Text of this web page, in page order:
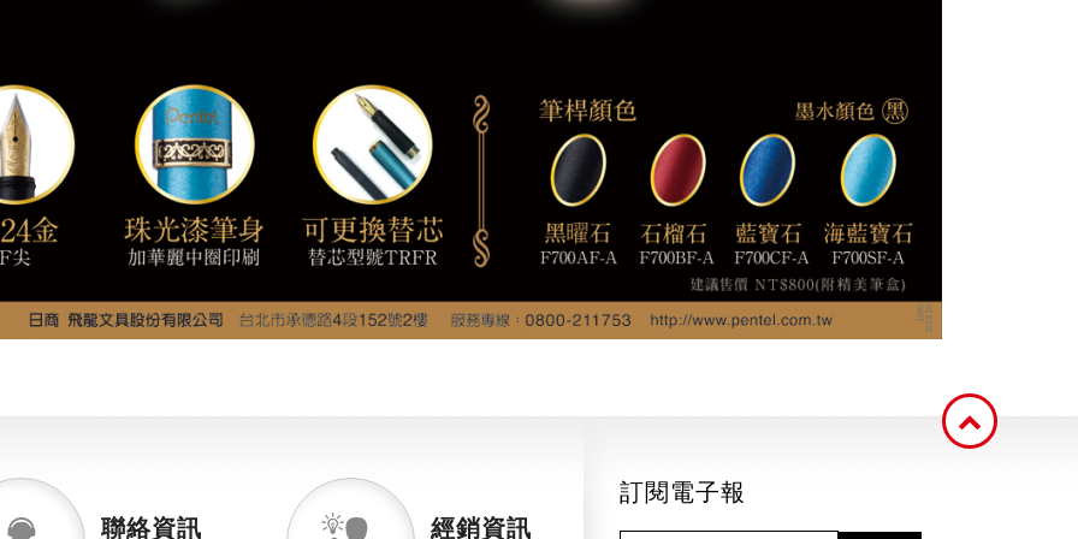
聯絡資訊 經銷資訊
訂閱電子報